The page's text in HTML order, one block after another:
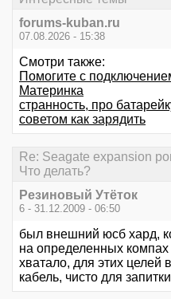
forums-kuban.ru
07.08.2026 - 15:38
Смотри также:
Помогите с
Материнка
странность, про
советом как зарядить
Re: Seagate expansion
Что делать?
Резиновый Утёток
6 - 31.12.2009 - 06:50
был внешний юсб хард,
на определенных
хватало, для этих целей
кабель, чисто для